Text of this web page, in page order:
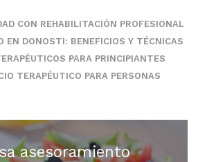
CON REHABILITACIÓN PROFESIONAL
EN DONOSTI: BENEFICIOS Y TÉCNICAS
PARA PRINCIPIANTES
TERAPÉUTICO PARA PERSONAS
asesoramiento